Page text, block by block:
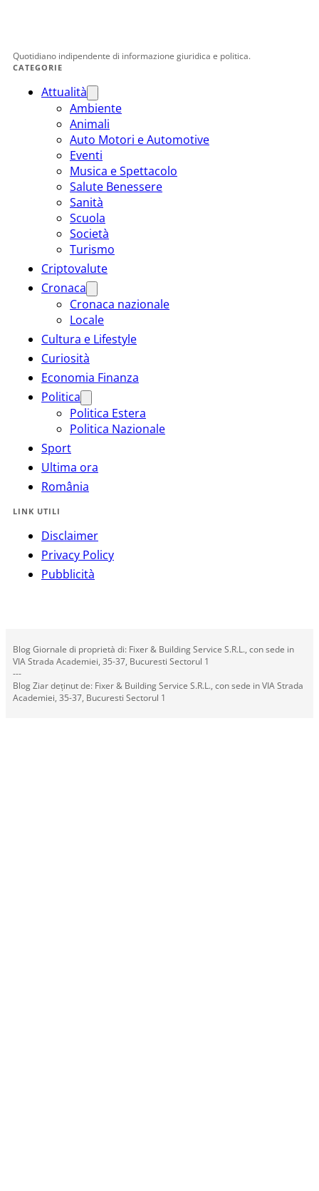
Quotidiano indipendente di informazione giuridica e politica.
CATEGORIE
Attualità
Ambiente
Animali
Auto Motori e Automotive
Eventi
Musica e Spettacolo
Salute Benessere
Sanità
Scuola
Società
Turismo
Criptovalute
Cronaca
Cronaca nazionale
Locale
Cultura e Lifestyle
Curiosità
Economia Finanza
Politica
Politica Estera
Politica Nazionale
Sport
Ultima ora
România
LINK UTILI
Disclaimer
Privacy Policy
Pubblicità
Blog Giornale di proprietà di: Fixer & Building Service S.R.L., con sede in
VIA Strada Academiei, 35-37, Bucuresti Sectorul 1
---
Blog Ziar deținut de: Fixer & Building Service S.R.L., con sede in VIA Strada
Academiei, 35-37, Bucuresti Sectorul 1